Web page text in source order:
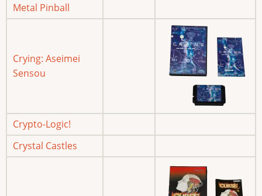
Metal Pinball
Crying: Aseimei
Sensou
Crypto-Logic!
Crystal Castles